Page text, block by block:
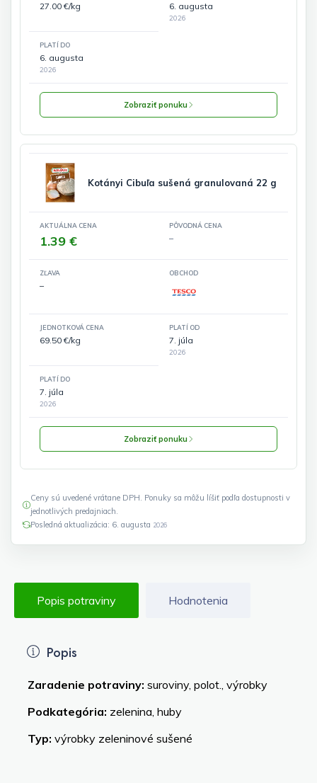
27.00 €/kg 6. augusta
2026
PLATÍ DO
6. augusta
2026
Zobraziť ponuku
Kotányi Cibuľa sušená granulovaná 22 g
AKTUÁLNA CENA
1.39 €
PÔVODNÁ CENA
–
ZĽAVA
–
OBCHOD
JEDNOTKOVÁ CENA
69.50 €/kg
PLATÍ OD
7. júla
2026
PLATÍ DO
7. júla
2026
Zobraziť ponuku
Ceny sú uvedené vrátane DPH. Ponuky sa môžu líšiť podľa dostupnosti v
jednotlivých predajniach.
Posledná aktualizácia: 6. augusta 2026
Popis potraviny Hodnotenia
Popis
Zaradenie potraviny: suroviny, polot., výrobky
Podkategória: zelenina, huby
Typ: výrobky zeleninové sušené